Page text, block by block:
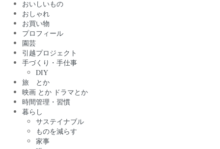
おいしいもの
おしゃれ
お買い物
プロフィール
園芸
引越プロジェクト
手づくり・手仕事
DIY
旅 とか
映画 とか ドラマとか
時間管理・習慣
暮らし
サステイナブル
ものを減らす
家事